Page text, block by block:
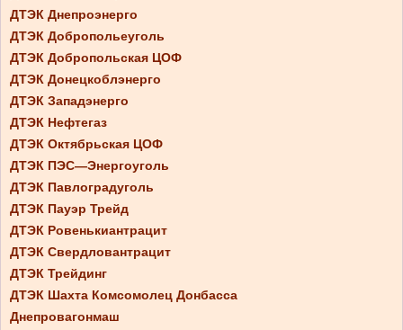
ДТЭК Днепроэнерго
ДТЭК Добропольеуголь
ДТЭК Добропольская ЦОФ
ДТЭК Донецкоблэнерго
ДТЭК Западэнерго
ДТЭК Нефтегаз
ДТЭК Октябрьская ЦОФ
ДТЭК ПЭС—Энергоуголь
ДТЭК Павлоградуголь
ДТЭК Пауэр Трейд
ДТЭК Ровенькиантрацит
ДТЭК Свердловантрацит
ДТЭК Трейдинг
ДТЭК Шахта Комсомолец Донбасса
Днепровагонмаш